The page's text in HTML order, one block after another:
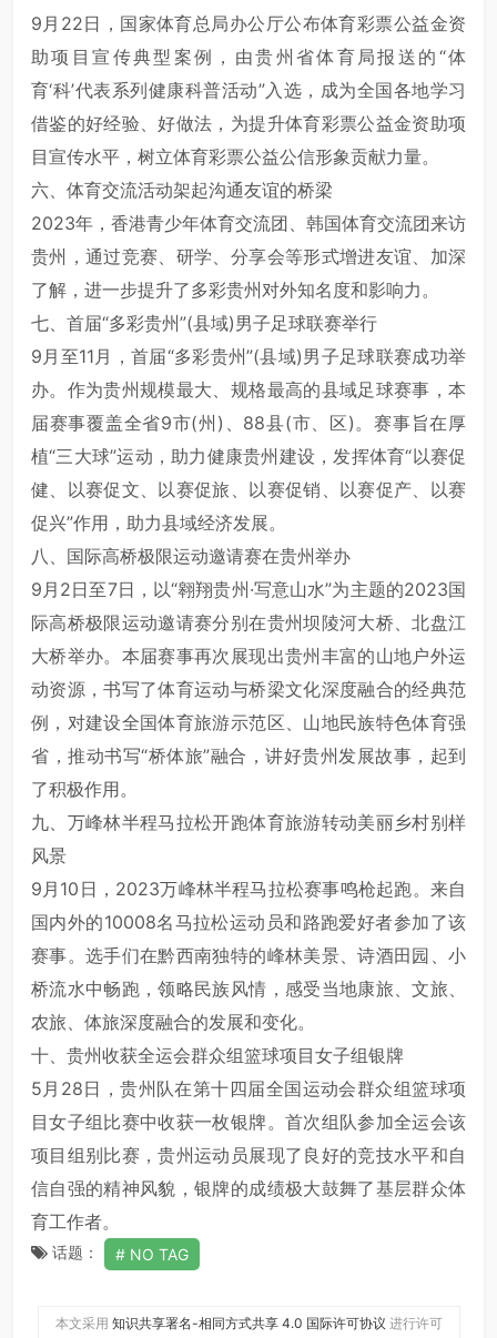
9月22日，国家体育总局办公厅公布体育彩票公益金资
助项目宣传典型案例，由贵州省体育局报送的“体
育‘科’代表系列健康科普活动”入选，成为全国各地学习
借鉴的好经验、好做法，为提升体育彩票公益金资助项
目宣传水平，树立体育彩票公益公信形象贡献力量。
六、体育交流活动架起沟通友谊的桥梁
2023年，香港青少年体育交流团、韩国体育交流团来访
贵州，通过竞赛、研学、分享会等形式增进友谊、加深
了解，进一步提升了多彩贵州对外知名度和影响力。
七、首届“多彩贵州”(县域)男子足球联赛举行
9月至11月，首届“多彩贵州”(县域)男子足球联赛成功举
办。作为贵州规模最大、规格最高的县域足球赛事，本
届赛事覆盖全省9市(州)、88县(市、区)。赛事旨在厚
植“三大球”运动，助力健康贵州建设，发挥体育“以赛促
健、以赛促文、以赛促旅、以赛促销、以赛促产、以赛
促兴”作用，助力县域经济发展。
八、国际高桥极限运动邀请赛在贵州举办
9月2日至7日，以“翱翔贵州·写意山水”为主题的2023国
际高桥极限运动邀请赛分别在贵州坝陵河大桥、北盘江
大桥举办。本届赛事再次展现出贵州丰富的山地户外运
动资源，书写了体育运动与桥梁文化深度融合的经典范
例，对建设全国体育旅游示范区、山地民族特色体育强
省，推动书写“桥体旅”融合，讲好贵州发展故事，起到
了积极作用。
九、万峰林半程马拉松开跑体育旅游转动美丽乡村别样
风景
9月10日，2023万峰林半程马拉松赛事鸣枪起跑。来自
国内外的10008名马拉松运动员和路跑爱好者参加了该
赛事。选手们在黔西南独特的峰林美景、诗酒田园、小
桥流水中畅跑，领略民族风情，感受当地康旅、文旅、
农旅、体旅深度融合的发展和变化。
十、贵州收获全运会群众组篮球项目女子组银牌
5月28日，贵州队在第十四届全国运动会群众组篮球项
目女子组比赛中收获一枚银牌。首次组队参加全运会该
项目组别比赛，贵州运动员展现了良好的竞技水平和自
信自强的精神风貌，银牌的成绩极大鼓舞了基层群众体
育工作者。
话题： NO TAG
本文采用 知识共享署名-相同方式共享 4.0 国际许可协议 进行许可